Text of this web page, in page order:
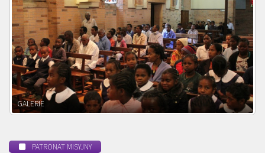
POWOŁANIE MISYJNE
PATRONAT MISYJNY